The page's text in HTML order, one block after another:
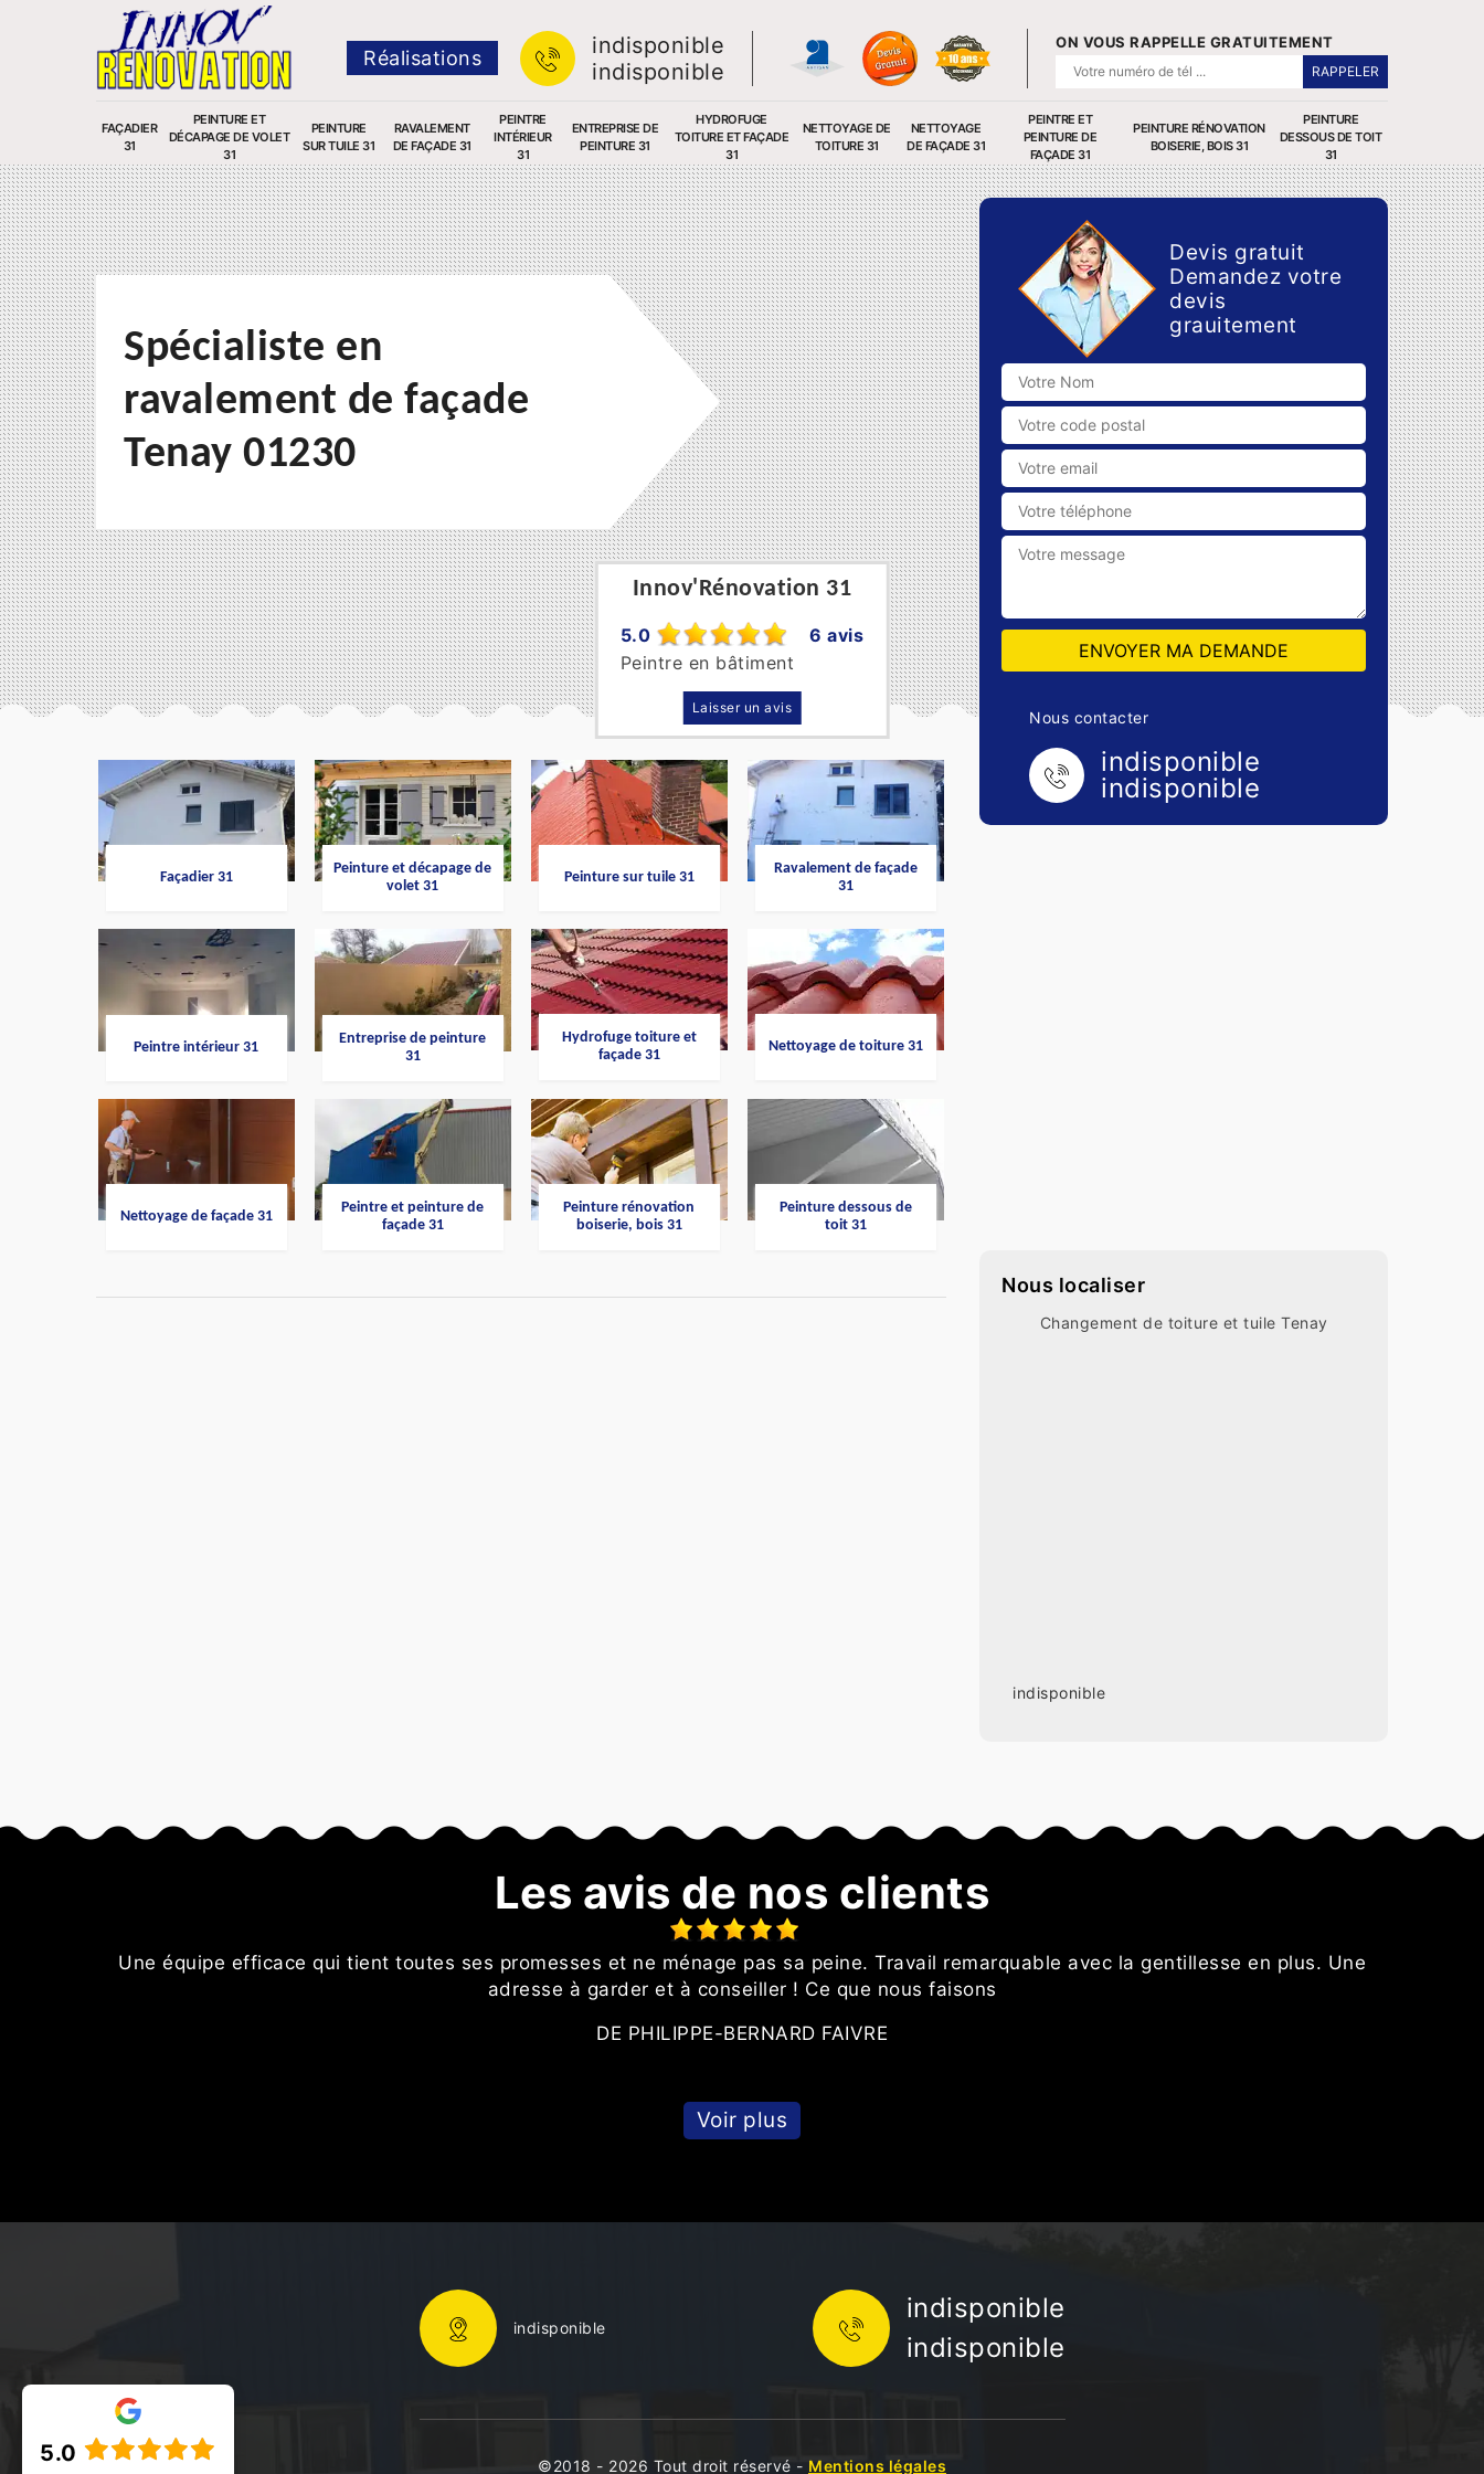
Réalisations
indisponible
indisponible
ON VOUS RAPPELLE GRATUITEMENT
FAÇADIER
31
PEINTURE ET
DÉCAPAGE DE VOLET
31
PEINTURE
SUR TUILE 31
RAVALEMENT
DE FAÇADE 31
PEINTRE
INTÉRIEUR
31
ENTREPRISE DE
PEINTURE 31
HYDROFUGE
TOITURE ET FAÇADE
31
NETTOYAGE DE
TOITURE 31
NETTOYAGE
DE FAÇADE 31
PEINTRE ET
PEINTURE DE
FAÇADE 31
PEINTURE RÉNOVATION
BOISERIE, BOIS 31
PEINTURE
DESSOUS DE TOIT
31
Innov'Rénovation 31
5.0
6 avis
Peintre en bâtiment
Laisser un avis
Spécialiste en
ravalement de façade
Tenay 01230
Façadier 31
Peinture et décapage de
volet 31
Peinture sur tuile 31
Ravalement de façade
31
Peintre intérieur 31
Entreprise de peinture
31
Hydrofuge toiture et
façade 31
Nettoyage de toiture 31
Nettoyage de façade 31
Peintre et peinture de
façade 31
Peinture rénovation
boiserie, bois 31
Peinture dessous de
toit 31
Devis gratuit
Demandez votre
devis
grauitement
Nous contacter
indisponible
indisponible
Nous localiser
Changement de toiture et tuile Tenay
indisponible
Les avis de nos clients
Une équipe efficace qui tient toutes ses promesses et ne ménage pas sa peine. Travail remarquable avec la gentillesse en plus. Une
adresse à garder et à conseiller ! Ce que nous faisons
DE PHILIPPE-BERNARD FAIVRE
Voir plus
indisponible
indisponible
indisponible
©2018 - 2026 Tout droit réservé - Mentions légales
5.0